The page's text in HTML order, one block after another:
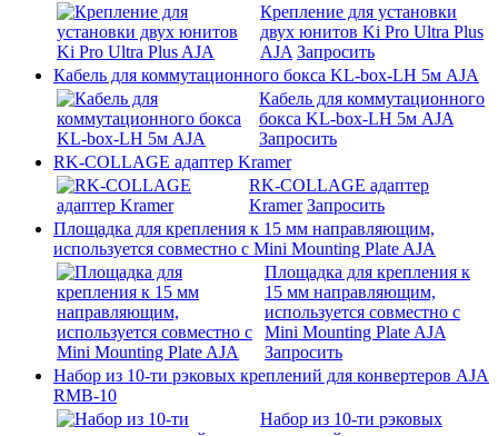
Крепление для установки
двух юнитов Ki Pro Ultra Plus
AJA Запросить
Кабель для коммутационного бокса KL-box-LH 5м AJA
Кабель для коммутационного
бокса KL-box-LH 5м AJA
Запросить
RK-COLLAGE адаптер Kramer
RK-COLLAGE адаптер
Kramer Запросить
Площадка для крепления к 15 мм направляющим,
используется совместно с Mini Mounting Plate AJA
Площадка для крепления к
15 мм направляющим,
используется совместно с
Mini Mounting Plate AJA
Запросить
Набор из 10-ти рэковых креплений для конвертеров AJA
RMB-10
Набор из 10-ти рэковых